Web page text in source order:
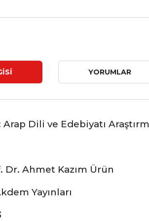
YORUMLAR
Dili ve Edebiyatı
Dr. Ahmet Kazım Ürün
Yayınları